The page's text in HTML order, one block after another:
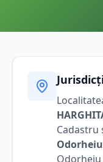
Cadastru
Odorheiu